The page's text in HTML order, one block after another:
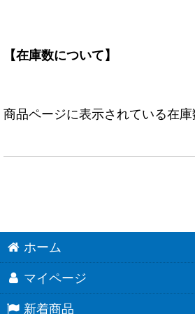
【在庫数について】
商品ページに表示されている在
ホーム
マイページ
新着商品